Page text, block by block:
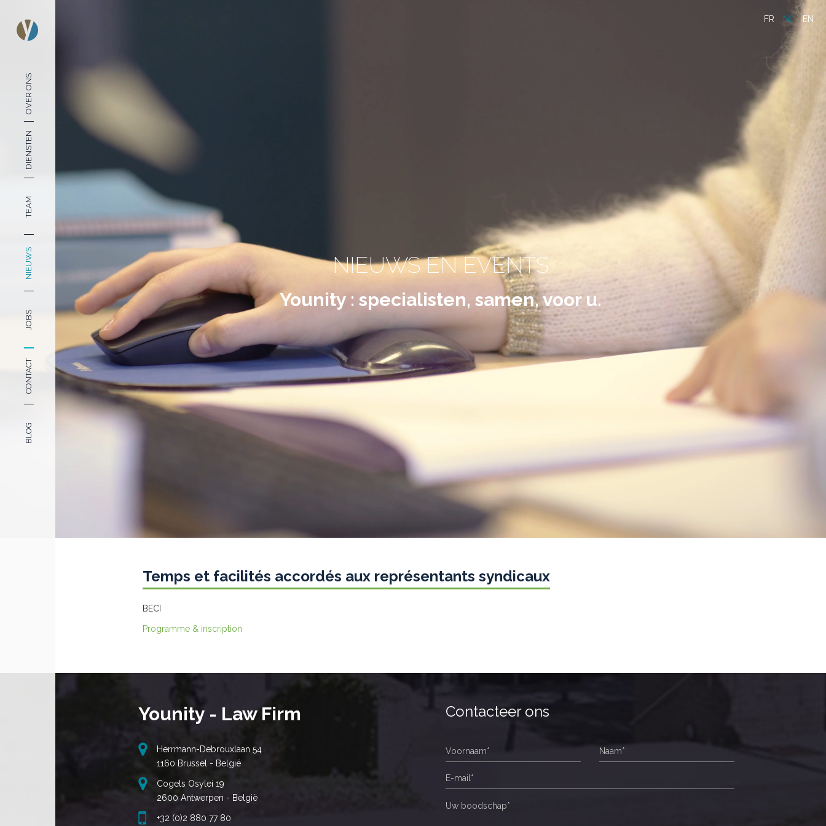
OVER ONS
DIENSTEN
TEAM
NIEUWS
JOBS
CONTACT
BLOG
FR NL EN
NIEUWS EN EVENTS
Younity : specialisten, samen, voor u.
Temps et facilités accordés aux représentants syndicaux
BECI
Programme & inscription
Younity - Law Firm
Herrmann-Debrouxlaan 54
1160 Brussel - België
Cogels Osylei 19
2600 Antwerpen - België
+32 (0)2 880 77 80
Contacteer ons